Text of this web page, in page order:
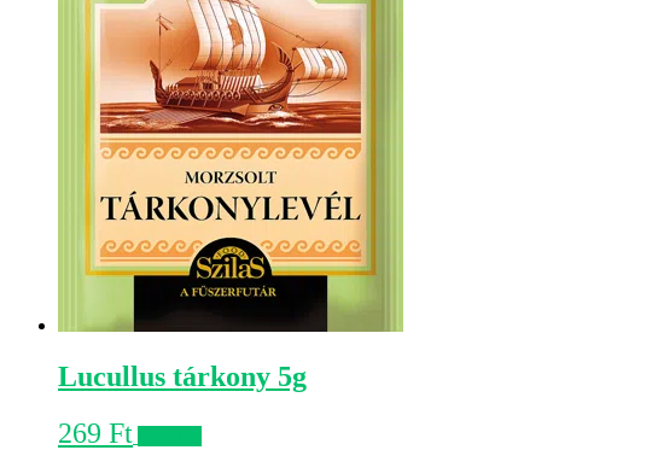
Lucullus tárkony 5g
269 Ft